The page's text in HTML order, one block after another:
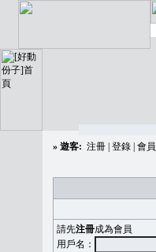
» 遊客: 注冊 登錄 會員
請先注冊成為會員
用戶名：